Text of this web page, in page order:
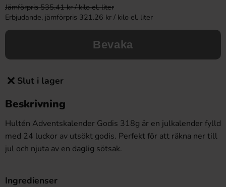
Jämförpris 535.41 kr / kilo el. liter
Erbjudande, jämförpris 321.26 kr / kilo el. liter
Bevaka
Slut i lager
Beskrivning
Hultén Adventskalender Godis 318g är en julkalender fylld
med 24 luckor av utsökt godis. Perfekt för att räkna ner till
jul och njuta av en daglig sötsak.
Ingredienser